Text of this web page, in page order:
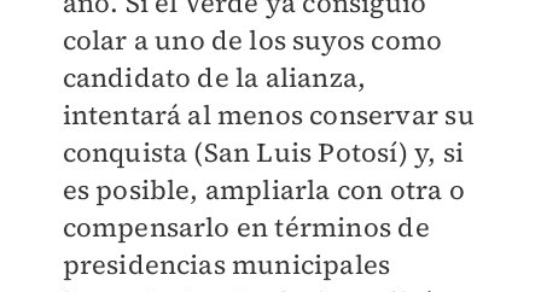
colar a uno de los suyos como
candidato de la alianza,
intentará al menos conservar su
conquista (San Luis Potosí) y, si
es posible, ampliarla con otra o
compensarlo en términos de
presidencias municipales